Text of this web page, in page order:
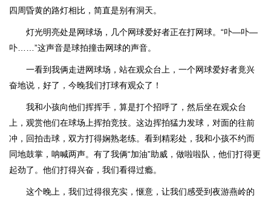
四周昏黄的路灯相比，简直是别有洞天。
灯光明亮处是网球场，几个网球爱好者正在打网球。“卟—卟—
卟……”这声音是球拍撞击网球的声音。
一看到我俩走进网球场，站在观众台上，一个网球爱好者竟兴
奋地说，好了，今晚我们打球有观众了！
我和小孩向他们挥挥手，算是打个招呼了，然后坐在观众台
上，观赏他们在球场上挥拍竞技。这边挥拍猛力发球，对面的往前
冲，回拍击球，双方打得娴熟老练。看到精彩处，我和小孩不约而
同地鼓掌，呐喊两声。有了我俩“加油”助威，做啦啦队，他们打得更
起劲了。他们打得兴奋，我们看得过瘾。
这个晚上，我们过得很充实，惬意，让我们感受到夜游燕岭的